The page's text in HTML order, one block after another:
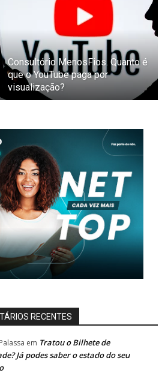
Consultório MenosFios. Quanto é
que o YouTube paga por
visualização?
RECENTES
em Tratou o Bilhete de
Já podes saber o estado do seu